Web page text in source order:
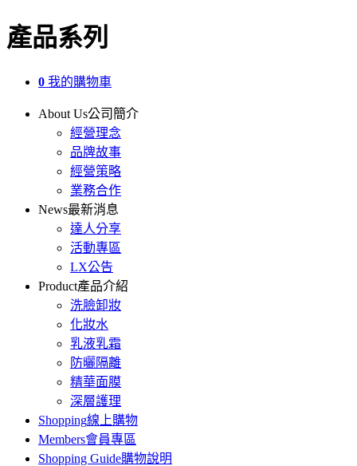
產品系列
0 我的購物車
About Us公司簡介
經營理念
品牌故事
經營策略
業務合作
News最新消息
達人分享
活動專區
LX公告
Product產品介紹
洗臉卸妝
化妝水
乳液乳霜
防曬隔離
精華面膜
深層護理
Shopping線上購物
Members會員專區
Shopping Guide購物說明